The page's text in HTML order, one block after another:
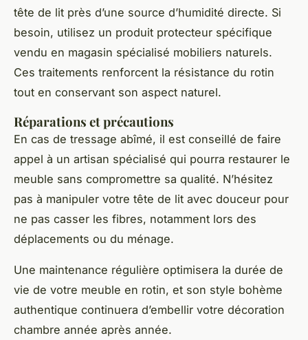
tête de lit près d’une source d’humidité directe. Si
besoin, utilisez un produit protecteur spécifique
vendu en magasin spécialisé mobiliers naturels.
Ces traitements renforcent la résistance du rotin
tout en conservant son aspect naturel.
Réparations et précautions
En cas de tressage abîmé, il est conseillé de faire
appel à un artisan spécialisé qui pourra restaurer le
meuble sans compromettre sa qualité. N’hésitez
pas à manipuler votre tête de lit avec douceur pour
ne pas casser les fibres, notamment lors des
déplacements ou du ménage.
Une maintenance régulière optimisera la durée de
vie de votre meuble en rotin, et son style bohème
authentique continuera d’embellir votre décoration
chambre année après année.